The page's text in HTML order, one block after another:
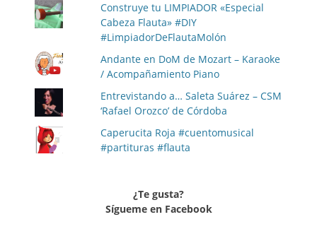
Construye tu LIMPIADOR «Especial
Cabeza Flauta» #DIY
#LimpiadorDeFlautaMolón
Andante en DoM de Mozart – Karaoke
/ Acompañamiento Piano
Entrevistando a… Saleta Suárez – CSM
‘Rafael Orozco’ de Córdoba
Caperucita Roja #cuentomusical
#partituras #flauta
¿Te gusta?
Sígueme en Facebook